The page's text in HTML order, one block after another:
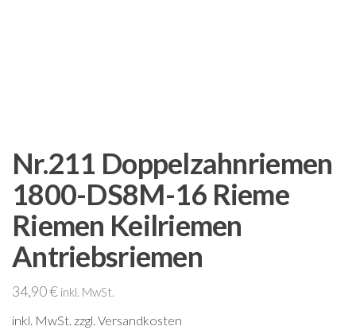
Nr.211 Doppelzahnriemen
1800-DS8M-16 Rieme
Riemen Keilriemen
Antriebsriemen
34,90€ inkl. MwSt.
inkl. MwSt. zzgl. Versandkosten